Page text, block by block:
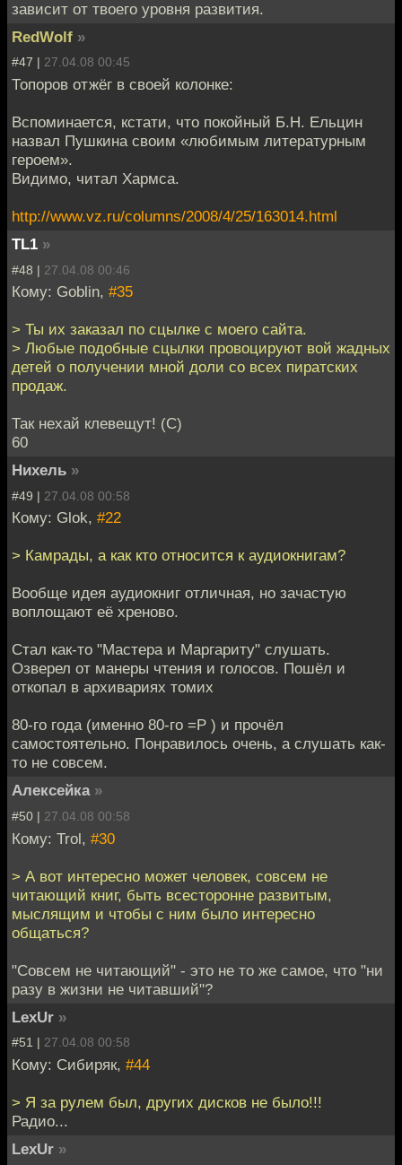
зависит от твоего уровня развития.
RedWolf »
#47 | 27.04.08 00:45
Топоров отжёг в своей колонке:
Вспоминается, кстати, что покойный Б.Н. Ельцин
назвал Пушкина своим «любимым литературным
героем».
Видимо, читал Хармса.
http://www.vz.ru/columns/2008/4/25/163014.html
TL1 »
#48 | 27.04.08 00:46
Кому: Goblin, #35
> Ты их заказал по сцылке с моего сайта.
> Любые подобные сцылки провоцируют вой жадных
детей о получении мной доли со всех пиратских
продаж.
Так нехай клевещут! (C)
60
Нихель »
#49 | 27.04.08 00:58
Кому: Glok, #22
> Камрады, а как кто относится к аудиокнигам?
Вообще идея аудиокниг отличная, но зачастую
воплощают её хреново.
Стал как-то "Мастера и Маргариту" слушать.
Озверел от манеры чтения и голосов. Пошёл и
откопал в архивариях томих
80-го года (именно 80-го =Р ) и прочёл
самостоятельно. Понравилось очень, а слушать как-
то не совсем.
Алексейка »
#50 | 27.04.08 00:58
Кому: Trol, #30
> А вот интересно может человек, совсем не
читающий книг, быть всесторонне развитым,
мыслящим и чтобы с ним было интересно
общаться?
"Совсем не читающий" - это не то же самое, что "ни
разу в жизни не читавший"?
LexUr »
#51 | 27.04.08 00:58
Кому: Сибиряк, #44
> Я за рулем был, других дисков не было!!!
Радио...
LexUr »